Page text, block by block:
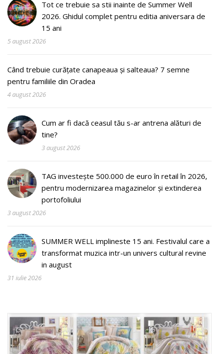
Tot ce trebuie sa stii inainte de Summer Well
2026. Ghidul complet pentru editia aniversara de
15 ani
5 august 2026
Când trebuie curățate canapeaua și salteaua? 7 semne
pentru familiile din Oradea
4 august 2026
Cum ar fi dacă ceasul tău s-ar antrena alături de
tine?
3 august 2026
TAG investește 500.000 de euro în retail în 2026,
pentru modernizarea magazinelor și extinderea
portofoliului
3 august 2026
SUMMER WELL implineste 15 ani. Festivalul care a
transformat muzica intr-un univers cultural revine
in august
31 iulie 2026